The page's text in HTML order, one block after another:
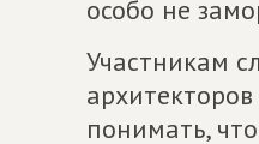
особо не
Участникам
понимать,